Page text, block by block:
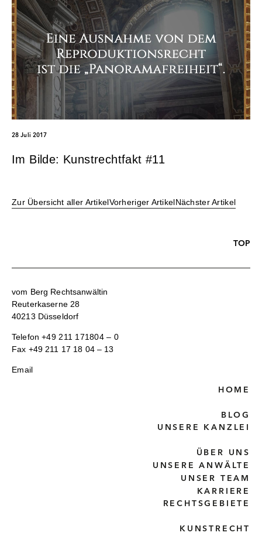
28 Juli 2017
Im Bilde: Kunstrechtfakt #11
Zur Übersicht aller ArtikelVorheriger ArtikelNächster Artikel
TOP
vom Berg Rechtsanwältin
Reuterkaserne 28
40213 Düsseldorf
Telefon+49 211 171804 – 0
Fax +49 211 17 18 04 – 13
Email
HOME
BLOG
UNSERE KANZLEI
ÜBER UNS
UNSERE ANWÄLTE
UNSER TEAM
KARRIERE
RECHTSGEBIETE
KUNSTRECHT